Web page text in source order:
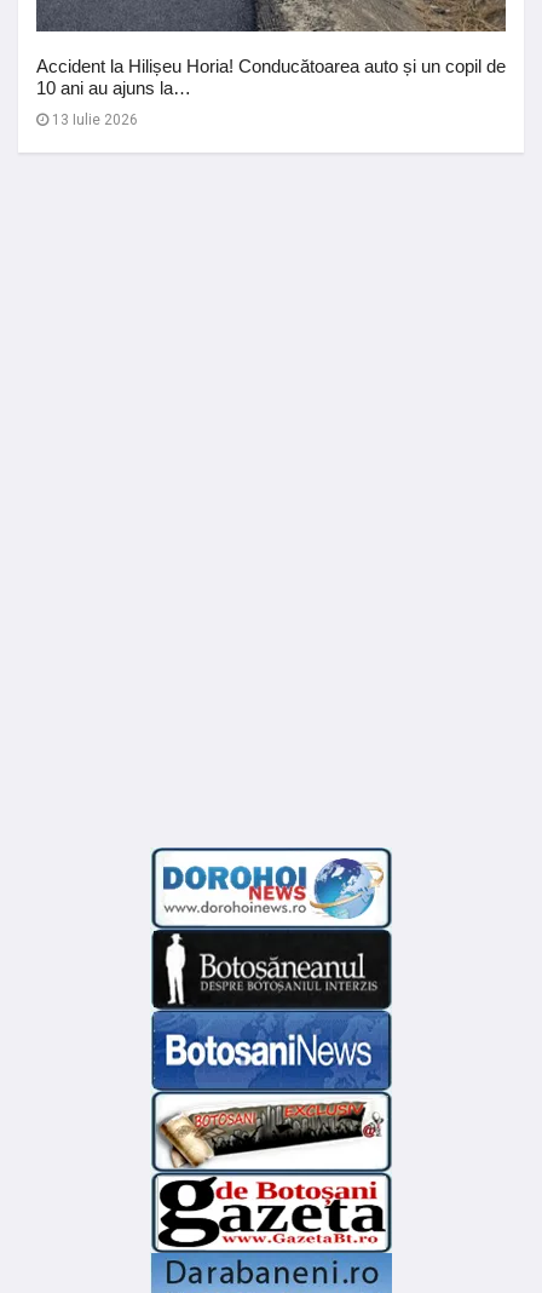
Accident la Hilișeu Horia! Conducătoarea auto și un copil de
10 ani au ajuns la…
13 Iulie 2026